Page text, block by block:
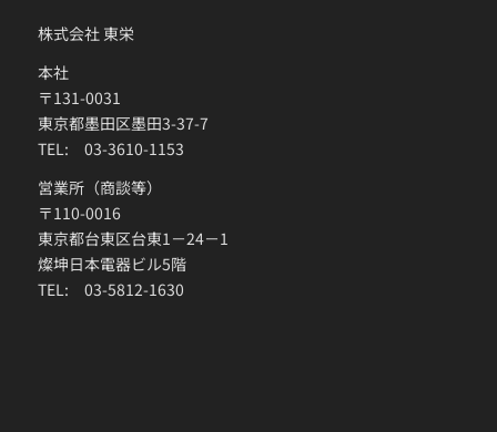
株式会社 東栄
本社
〒131-0031
東京都墨田区墨田3-37-7
TEL: 03-3610-1153
営業所（商談等）
〒110-0016
東京都台東区台東1－24－1
燦坤日本電器ビル5階
TEL: 03-5812-1630